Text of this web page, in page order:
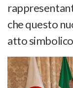
che questo
atto